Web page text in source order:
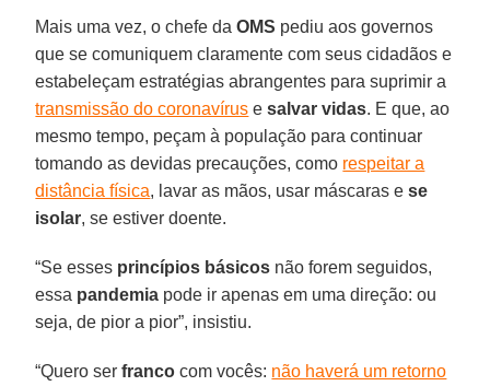
Mais uma vez, o chefe daOMS pediu aos governos
que se comuniquem claramente com seus cidadãos e
estabeleçam estratégias abrangentes para suprimir a
transmissão do coronavírus esalvar vidas. E que, ao
mesmo tempo, peçam à população para continuar
tomando as devidas precauções, como respeitar a
distância física, lavar as mãos, usar máscaras ese
isolar, se estiver doente.
“Se esses princípios básicos não forem seguidos,
essa pandemia pode ir apenas em uma direção: ou
seja, de pior a pior”, insistiu.
“Quero serfranco com vocês: não haverá um retorno